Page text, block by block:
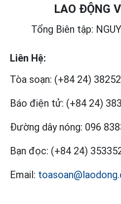
LAO ĐỘNG
Tổng Biên tập:
Liên Hệ:
Tòa soạn: (+84 24)
Báo điện tử: (+84 24)
Đường dây nóng: 096
Bạn đọc: (+84 24)
Email: